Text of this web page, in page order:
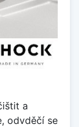
a
odvděčí se